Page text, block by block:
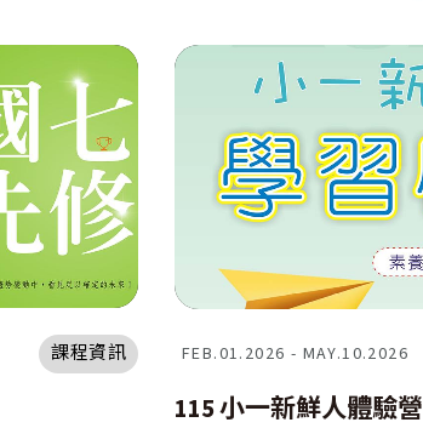
課程資訊 FEB.01.2026 - MAY.10.2026
115 小一新鮮人體驗營